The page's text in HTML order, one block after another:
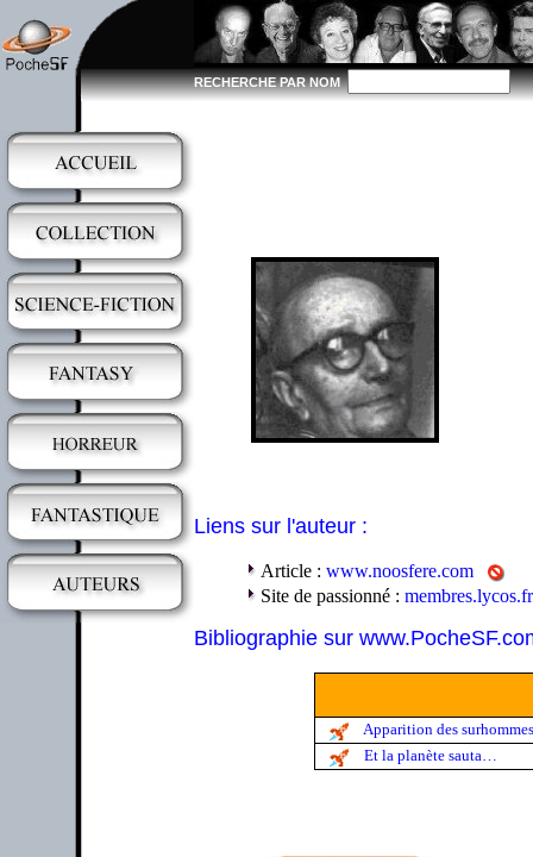
RECHERCHE PAR NOM
Liens sur l'auteur :
Article : www.noosfere.com
Site de passionné : membres.lycos.fr
Bibliographie sur
Apparition des surhommes
Et la planète sauta…